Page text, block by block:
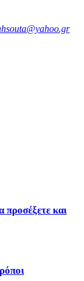
προσέξετε και